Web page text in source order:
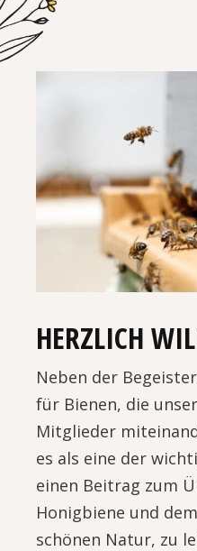
HERZLICH
Neben der
für Bienen, die
Mitglieder
es als eine der
einen Beitrag zum
Honigbiene und
schönen Natur, zu